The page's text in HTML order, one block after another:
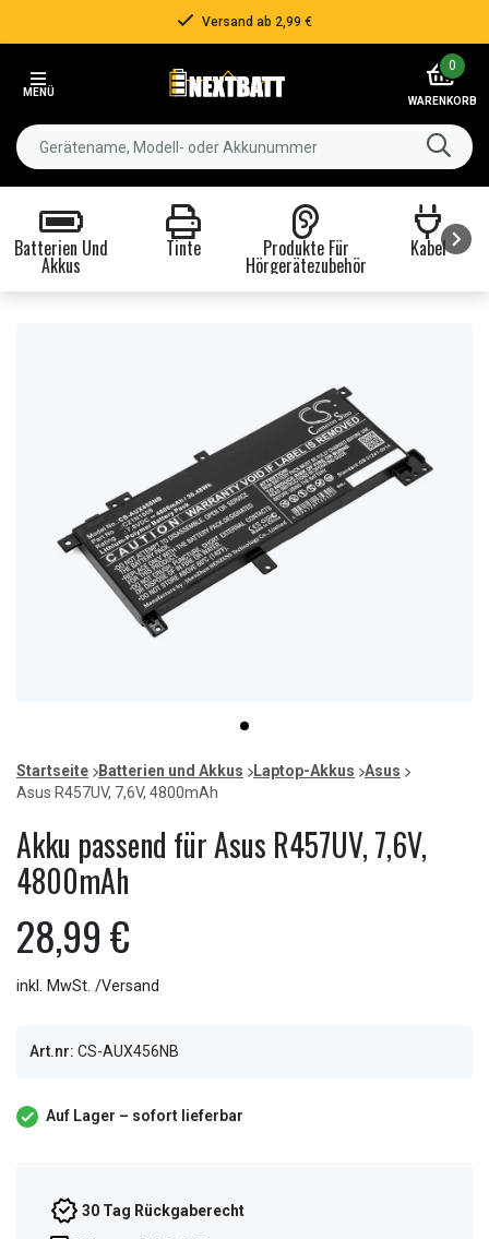
Versand ab 2,99 €
MENÜ
0
WARENKORB
Batterien Und
Akkus
Tinte Produkte Für
Hörgerätezubehör
Kabel
item
0
of
1
Startseite Batterien und Akkus Laptop-Akkus
Asus
Asus R457UV, 7,6V, 4800mAh
Akku passend für Asus R457UV, 7,6V,
4800mAh
28,99 €
inkl. MwSt. /Versand
Art.nr: CS-AUX456NB
Auf Lager – sofort lieferbar
30 Tag Rückgaberecht